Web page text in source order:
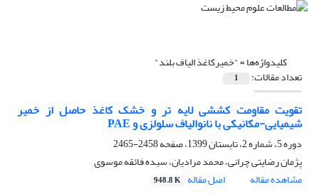
کلیدواژه‌ها ="خمیرکاغذ الیاف بلند"
تعداد مقالات: 1
تقویت مقاومت کششی لایه تر و خشک کاغذ حاصل از خمیر
شیمیایی-مکانیکی با نانوالیاف سلولزی و PAE
دوره 5، شماره 2، تابستان 1399، صفحه
2458-2465
پژمان رضایتی چرانی، محمد مرادیان، سیده فائقه موسوی
مشاهده مقاله
اصل مقاله 948.8 K